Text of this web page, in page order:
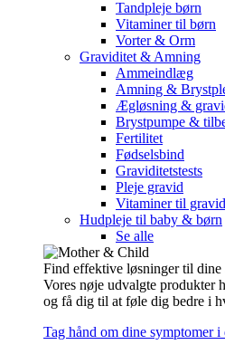
Tandpleje børn
Vitaminer til børn
Vorter & Orm
Graviditet & Amning
Ammeindlæg
Amning &
Ægløsning &
Brystpumpe &
Fertilitet
Fødselsbind
Graviditetstests
Pleje gravid
Vitaminer til
Hudpleje til baby & børn
Se alle
Find effektive løsninger til
Vores nøje udvalgte produkter
og få dig til at føle dig bedre i
Tag hånd om dine symptomer